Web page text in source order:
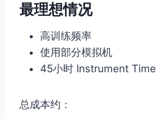
最理想情况
高训练频率
使用部分模拟机
45小时 Instrument Time
总成本约：